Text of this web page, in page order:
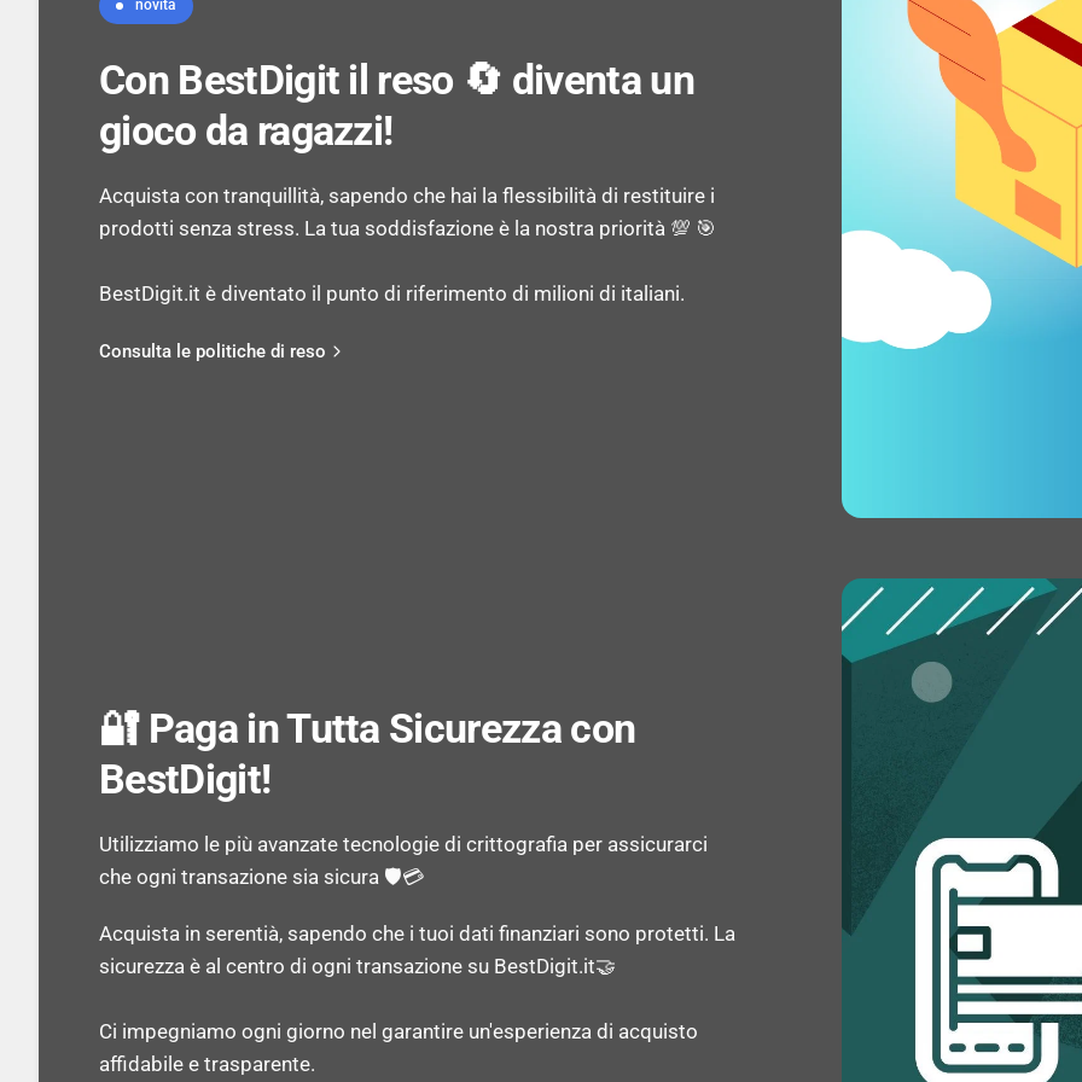
Peso: 51,6 g
CONTENUTO
Quantità per pacco: 1 pz
novità
Con BestDigit il reso 🔄 diventa un
gioco da ragazzi!
Acquista con tranquillità, sapendo che hai la flessibilità di restituire i
prodotti senza stress. La tua soddisfazione è la nostra priorità 💯 🎯
BestDigit.it è diventato il punto di riferimento di milioni di italiani.
Consulta le politiche di reso
🔐 Paga in Tutta Sicurezza con
BestDigit!
Utilizziamo le più avanzate tecnologie di crittografia per assicurarci
che ogni transazione sia sicura 🛡️💳
Acquista in serentià, sapendo che i tuoi dati finanziari sono protetti. La
sicurezza è al centro di ogni transazione su BestDigit.it🤝
Ci impegniamo ogni giorno nel garantire un'esperienza di acquisto
affidabile e trasparente.